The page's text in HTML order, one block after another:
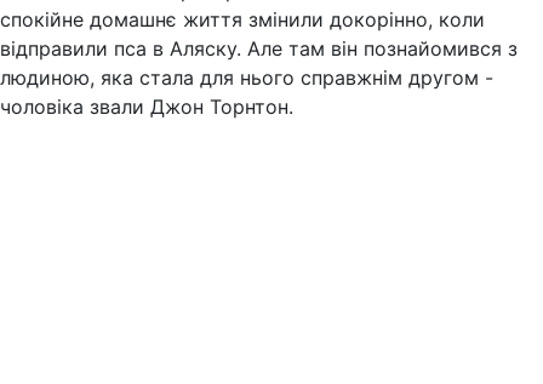
спокійне домашнє життя змінили докорінно, коли
відправили пса в Аляску. Але там він познайомився з
людиною, яка стала для нього справжнім другом -
чоловіка звали Джон Торнтон.